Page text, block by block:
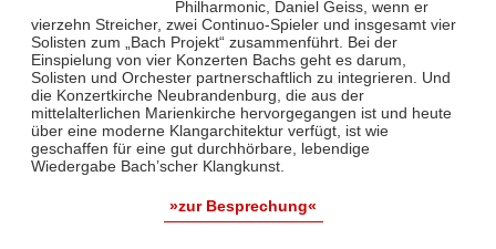
Philharmonic, Daniel Geiss, wenn er
vierzehn Streicher, zwei Continuo-Spieler und insgesamt vier
Solisten zum „Bach Projekt“ zusammenführt. Bei der
Einspielung von vier Konzerten Bachs geht es darum,
Solisten und Orchester partnerschaftlich zu integrieren. Und
die Konzertkirche Neubrandenburg, die aus der
mittelalterlichen Marienkirche hervorgegangen ist und heute
über eine moderne Klangarchitektur verfügt, ist wie
geschaffen für eine gut durchhörbare, lebendige
Wiedergabe Bach’scher Klangkunst.
»zur Besprechung«